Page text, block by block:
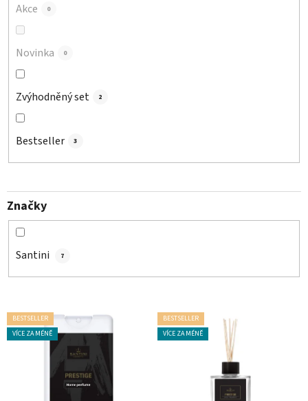
Akce 0
Novinka 0
Zvýhodněný set 2
Bestseller 3
Značky
Santini 7
V
ý
BESTSELLER
VÍCE ZA MÉNĚ
BESTSELLER
VÍCE ZA MÉNĚ